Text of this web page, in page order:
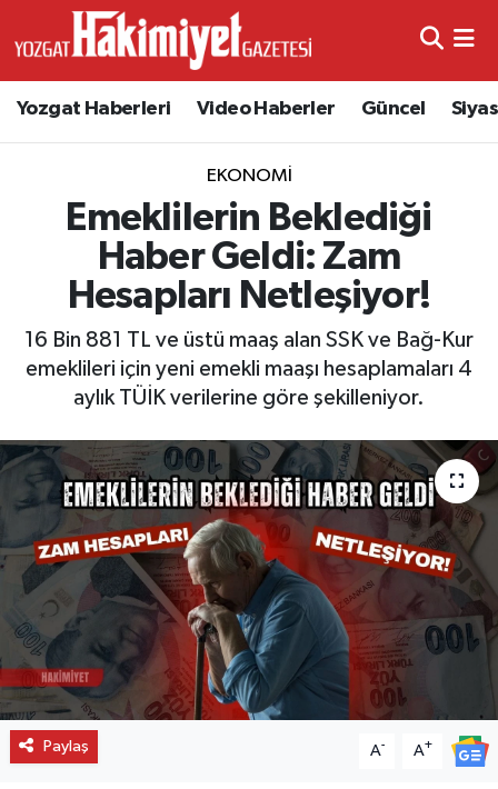
Yozgat Haberleri Video Haberler Güncel
EKONOMI
Emeklilerin Beklediği
Haber Geldi: Zam
Hesapları Netleşiyor!
16 Bin 881 TL ve üstü maaş alan SSK ve Bağ-Kur
emeklileri için yeni emekli maaşı hesaplamaları 4
aylık TÜİK verilerine göre şekilleniyor.
Paylaş A- A+